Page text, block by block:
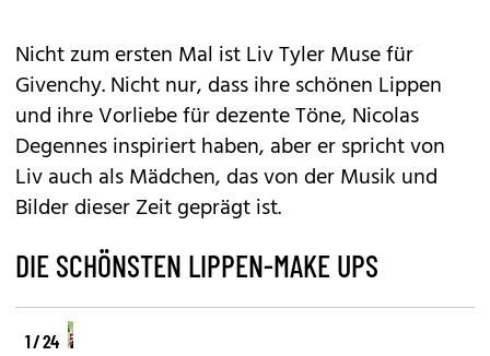
Nicht zum ersten Mal ist Liv Tyler Muse für
Givenchy. Nicht nur, dass ihre schönen Lippen
und ihre Vorliebe für dezente Töne, Nicolas
Degennes inspiriert haben, aber er spricht von
Liv auch als Mädchen, das von der Musik und
Bilder dieser Zeit geprägt ist.
DIE SCHÖNSTEN LIPPEN-MAKE UPS
1 / 24